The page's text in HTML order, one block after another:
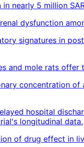
nearly 5 million
dysfunction
signatures in
and mole rats offer
concentration
hospital
longitudinal data.
of drug effect in